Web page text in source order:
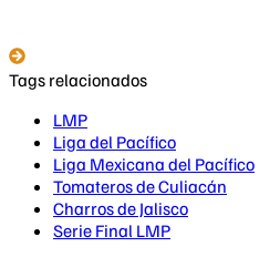
Tags relacionados
LMP
Liga del Pacífico
Liga Mexicana del Pacífico
Tomateros de Culiacán
Charros de Jalisco
Serie Final LMP